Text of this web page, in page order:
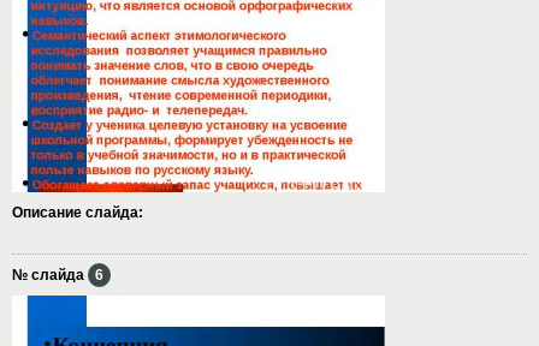
Описание слайда:
№ слайда 6